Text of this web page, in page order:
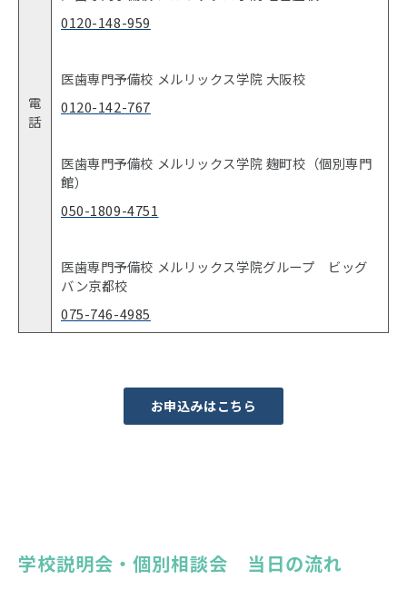
電
話
0120-148-959
医歯専門予備校 メルリックス学院 大阪校
0120-142-767
医歯専門予備校 メルリックス学院 麹町校（個別専門
館）
050-1809-4751
医歯専門予備校 メルリックス学院グループ ビッグ
バン京都校
075-746-4985
お申込みはこちら
学校説明会・個別相談会　当日の流れ